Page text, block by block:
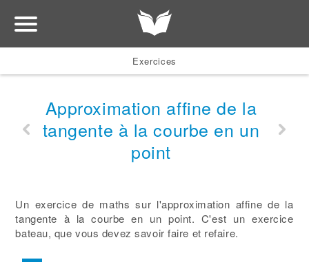
Exercices
Approximation affine de la
tangente à la courbe en un
point
Un exercice de maths sur l'approximation affine de la
tangente à la courbe en un point. C'est un exercice
bateau, que vous devez savoir faire et refaire.